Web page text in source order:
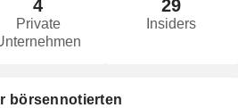
4
Private
29
Insiders
börsennotierten